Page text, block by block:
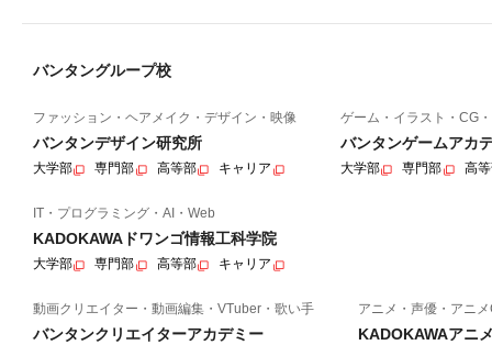
バンタングループ校
ファッション・ヘアメイク・デザイン・映像
バンタンデザイン研究所
大学部 専門部 高等部 キャリア
ゲーム・イラスト・CG
バンタンゲームアカ
大学部 専門部 高
IT・プログラミング・AI・Web
KADOKAWAドワンゴ情報工科学院
大学部 専門部 高等部 キャリア
動画クリエイター・動画編集・VTuber・歌い手
バンタンクリエイターアカデミー
アニメ・声優・アニ
KADOKAWAアニ